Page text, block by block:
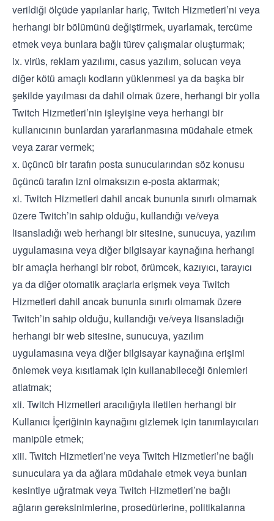
verildiği ölçüde yapılanlar hariç, Twitch Hizmetleri’ni veya
herhangi bir bölümünü değiştirmek, uyarlamak, tercüme
etmek veya bunlara bağlı türev çalışmalar oluşturmak;
ix. virüs, reklam yazılımı, casus yazılım, solucan veya
diğer kötü amaçlı kodların yüklenmesi ya da başka bir
şekilde yayılması da dahil olmak üzere, herhangi bir yolla
Twitch Hizmetleri’nin işleyişine veya herhangi bir
kullanıcının bunlardan yararlanmasına müdahale etmek
veya zarar vermek;
x. üçüncü bir tarafın posta sunucularından söz konusu
üçüncü tarafın izni olmaksızın e-posta aktarmak;
xi. Twitch Hizmetleri dahil ancak bununla sınırlı olmamak
üzere Twitch’in sahip olduğu, kullandığı ve/veya
lisansladığı web herhangi bir sitesine, sunucuya, yazılım
uygulamasına veya diğer bilgisayar kaynağına herhangi
bir amaçla herhangi bir robot, örümcek, kazıyıcı, tarayıcı
ya da diğer otomatik araçlarla erişmek veya Twitch
Hizmetleri dahil ancak bununla sınırlı olmamak üzere
Twitch’in sahip olduğu, kullandığı ve/veya lisansladığı
herhangi bir web sitesine, sunucuya, yazılım
uygulamasına veya diğer bilgisayar kaynağına erişimi
önlemek veya kısıtlamak için kullanabileceği önlemleri
atlatmak;
xii. Twitch Hizmetleri aracılığıyla iletilen herhangi bir
Kullanıcı İçeriğinin kaynağını gizlemek için tanımlayıcıları
manipüle etmek;
xiii. Twitch Hizmetleri’ne veya Twitch Hizmetleri’ne bağlı
sunuculara ya da ağlara müdahale etmek veya bunları
kesintiye uğratmak veya Twitch Hizmetleri’ne bağlı
ağların gereksinimlerine, prosedürlerine, politikalarına